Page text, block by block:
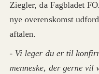
Ziegler, da Fagbladet
nye overenskomst
aftalen.
- Vi leger du er til
menneske, der gerne vil